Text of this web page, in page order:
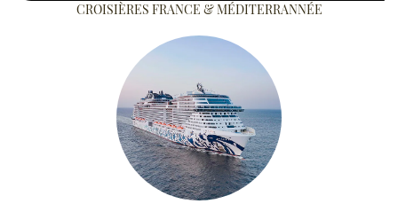
CROISIÈRES FRANCE & MÉDITERRANNÉE